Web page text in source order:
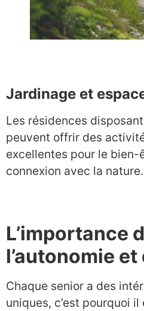
Jardinage et
Les résidences
peuvent offrir des
excellentes pour le bien-
connexion avec la nature.
L’importance
l’autonomie
Chaque senior a des
uniques, c’est pourquoi